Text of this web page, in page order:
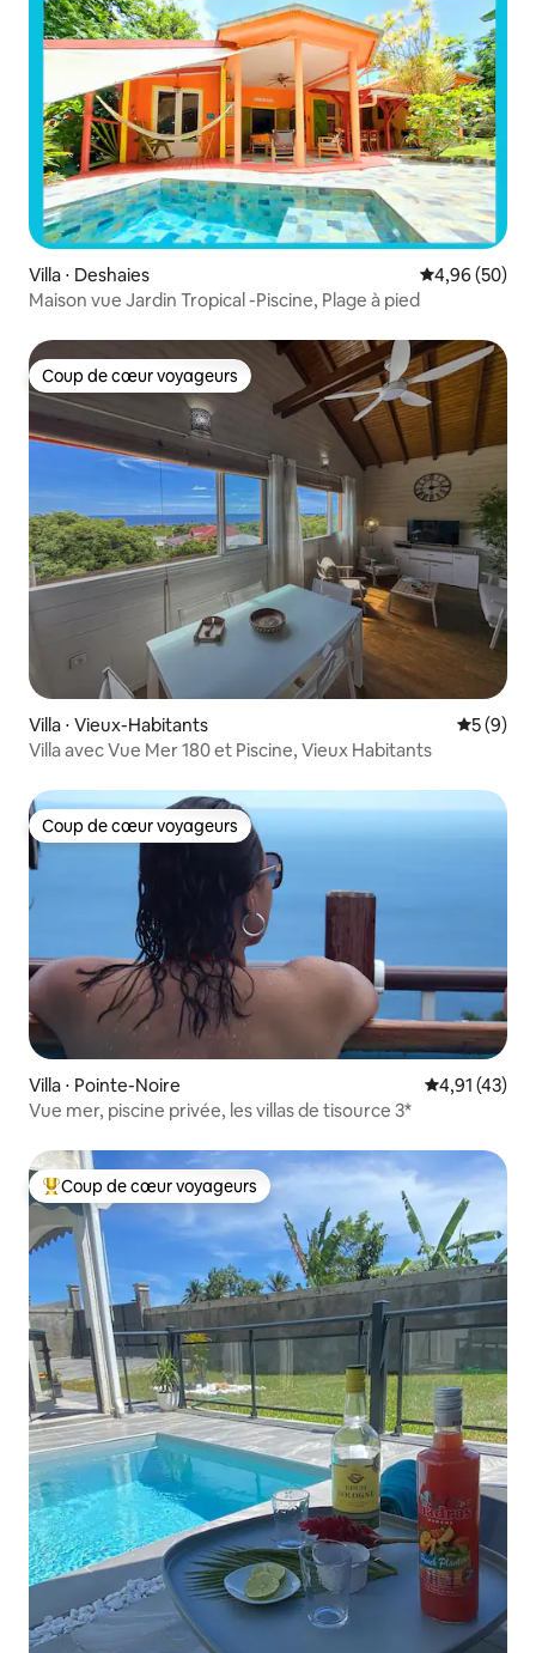
Villa ⋅ Deshaies Évaluation
4,96 (50)
Maison vue Jardin Tropical -Piscine, Plage à pied
Coup de cœur voyageurs
Coup de cœur voyageurs
Villa ⋅ Vieux-Habitants
5 (9)
Villa avec Vue Mer 180 et Piscine, Vieux Habitants
Coup de cœur voyageurs
Coup de cœur voyageurs
Villa ⋅ Pointe-Noire Évaluation
4,91 (43)
Vue mer, piscine privée, les villas de tisource 3*
Coups de cœur voyageurs les plus appréciés
Coup de cœur voyageurs